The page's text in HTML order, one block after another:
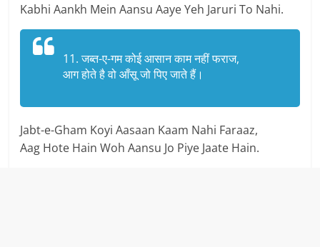
Kabhi Aankh Mein Aansu Aaye Yeh Jaruri To Nahi.
11. जब्त-ए-गम कोई आसान काम नहीं फराज,
आग होते है वो आँसू जो पिए जाते हैं।
Jabt-e-Gham Koyi Aasaan Kaam Nahi Faraaz,
Aag Hote Hain Woh Aansu Jo Piye Jaate Hain.